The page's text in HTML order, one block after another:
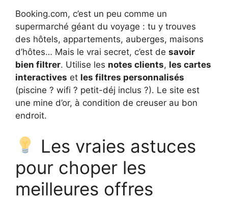
Booking.com, c’est un peu comme un
supermarché géant du voyage : tu y trouves
des hôtels, appartements, auberges, maisons
d’hôtes… Mais le vrai secret, c’est de savoir
bien filtrer. Utilise les notes clients, les cartes
interactives et les filtres personnalisés
(piscine ? wifi ? petit-déj inclus ?). Le site est
une mine d’or, à condition de creuser au bon
endroit.
Les vraies astuces
pour choper les
meilleures offres